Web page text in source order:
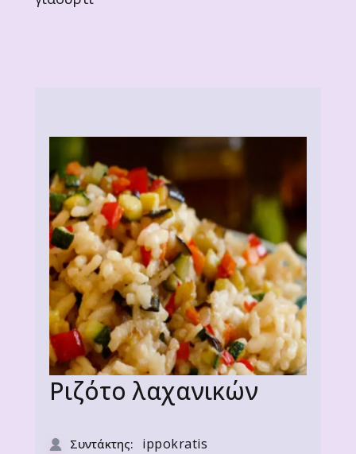
Ριζότο λαχανικών
Συντάκτης: ippokratis